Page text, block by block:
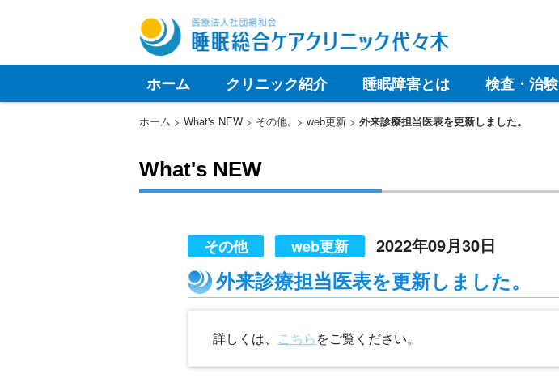
ホーム クリニック紹介 睡眠障害とは 検査・治験
ホーム What's NEW その他, web更新 外来診療担当医表を更新しました。
What's NEW
その他 web更新 2022年09月30日
外来診療担当医表を更新しました。
詳しくは、 こちらをご覧ください。